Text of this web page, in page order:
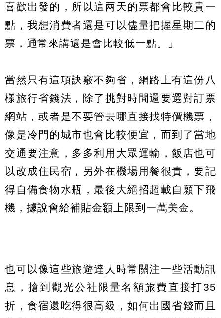
喜歡出發的，所以這兩天的票都會比較貴一
點，我想消費者還是可以儘量把握星期二的
票，通常來講還是會比較低一點。」
當然只有這項訣竅不夠省，網路上有這份八
樣旅行省錢法，除了挑對時間還要選對訂票
網站，或者是不要管去哪直接找特價機票，
像是冷門的城市也會比較便宜，而到了當地
交通要注意，多多利用大眾運輸，飯店也可
以改成住民宿，另外在機場用餐很貴，要記
得自備食物水瓶，最後大絕招超載自願下飛
機，據說會給補貼金額上限到一萬美金。
也可以像這些旅遊達人時常關注一些活動訊
息，搶到觀光公社限量名額旅費直接打35
折，食宿還吃得很高級，如何出國省錢而且